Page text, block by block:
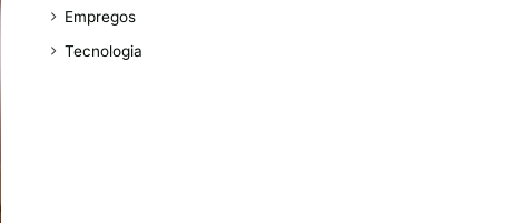
Empregos
Tecnologia